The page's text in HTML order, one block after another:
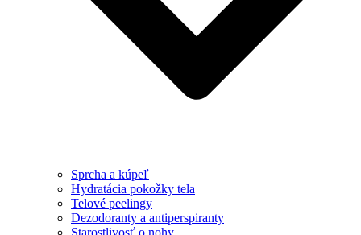
Sprcha a kúpeľ
Hydratácia pokožky tela
Telové peelingy
Dezodoranty a antiperspiranty
Starostlivosť o nohy